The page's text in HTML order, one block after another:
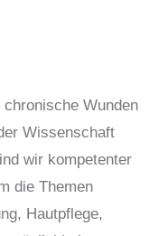
Wunden
Wissenschaft
wir kompetenter
die Themen
Hautpflege,